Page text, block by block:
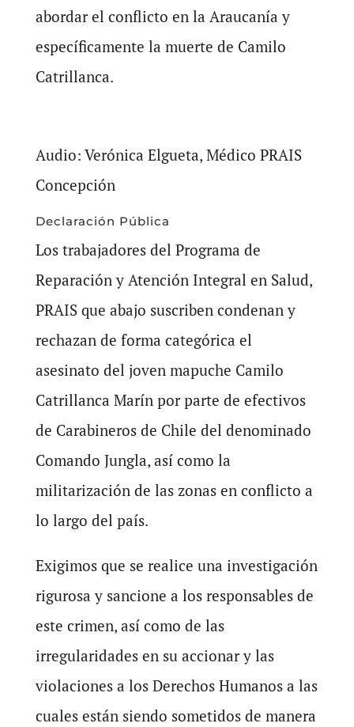
abordar el conflicto en la Araucanía y
específicamente la muerte de Camilo
Catrillanca.
Audio: Verónica Elgueta, Médico PRAIS
Concepción
Declaración Pública
Los trabajadores del Programa de
Reparación y Atención Integral en Salud,
PRAIS que abajo suscriben condenan y
rechazan de forma categórica el
asesinato del joven mapuche Camilo
Catrillanca Marín por parte de efectivos
de Carabineros de Chile del denominado
Comando Jungla, así como la
militarización de las zonas en conflicto a
lo largo del país.
Exigimos que se realice una investigación
rigurosa y sancione a los responsables de
este crimen, así como de las
irregularidades en su accionar y las
violaciones a los Derechos Humanos a las
cuales están siendo sometidos de manera